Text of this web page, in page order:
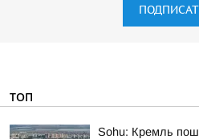
ТОП
Sohu: Кремль